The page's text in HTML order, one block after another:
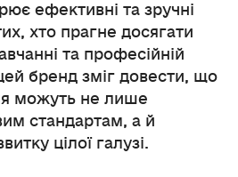
ефективні та зручні
хто прагне досягати
та професійній
бренд зміг довести, що
можуть не лише
стандартам, а й
цілої галузі.